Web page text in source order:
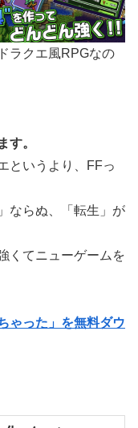
ラクエ風RPGなの
す。
というより、FFっ
ならぬ、「転生」が
くてニューゲームを
ゃった」を無料ダウ